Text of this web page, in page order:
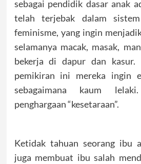
sebagai pendidik dasar anak
telah terjebak dalam
feminisme, yang ingin
selamanya macak, masak,
bekerja di dapur dan kasur.
pemikiran ini mereka ingin
sebagaimana kaum
penghargaan “kesetaraan”.
Ketidak tahuan seorang ibu
juga membuat ibu salah